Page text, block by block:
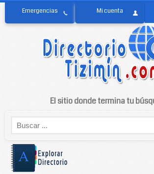
El sitio donde termina tu